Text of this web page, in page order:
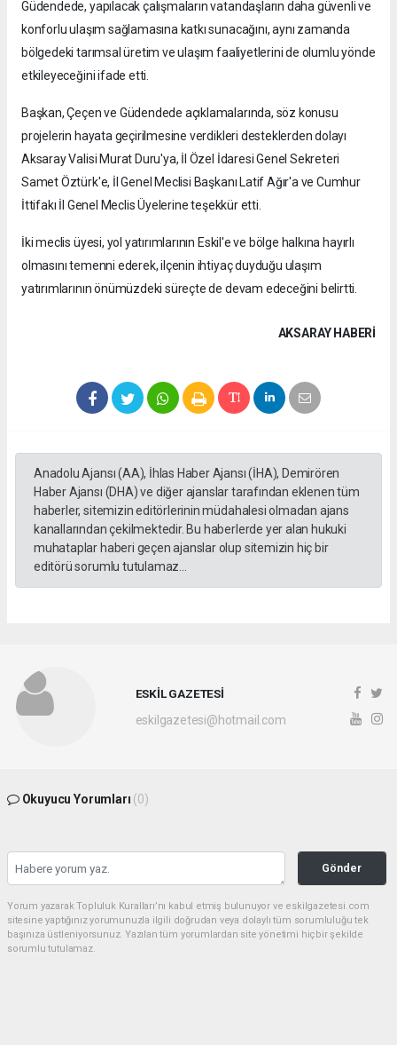
Güdendede, yapılacak çalışmaların vatandaşların daha güvenli ve
konforlu ulaşım sağlamasına katkı sunacağını, aynı zamanda
bölgedeki tarımsal üretim ve ulaşım faaliyetlerini de olumlu yönde
etkileyeceğini ifade etti.
Başkan, Çeçen ve Güdendede açıklamalarında, söz konusu
projelerin hayata geçirilmesine verdikleri desteklerden dolayı
Aksaray Valisi Murat Duru'ya, İl Özel İdaresi Genel Sekreteri
Samet Öztürk'e, İl Genel Meclisi Başkanı Latif Ağır'a ve Cumhur
İttifakı İl Genel Meclis Üyelerine teşekkür etti.
İki meclis üyesi, yol yatırımlarının Eskil'e ve bölge halkına hayırlı
olmasını temenni ederek, ilçenin ihtiyaç duyduğu ulaşım
yatırımlarının önümüzdeki süreçte de devam edeceğini belirtti.
AKSARAY HABERİ
Anadolu Ajansı (AA), İhlas Haber Ajansı (İHA), Demirören
Haber Ajansı (DHA) ve diğer ajanslar tarafından eklenen tüm
haberler, sitemizin editörlerinin müdahalesi olmadan ajans
kanallarından çekilmektedir. Bu haberlerde yer alan hukuki
muhataplar haberi geçen ajanslar olup sitemizin hiç bir
editörü sorumlu tutulamaz...
ESKİL GAZETESİ
eskilgazetesi@hotmail.com
Okuyucu Yorumları (0)
Gönder
Yorum yazarak Topluluk Kuralları’nı kabul etmiş bulunuyor ve eskilgazetesi.com
sitesine yaptığınız yorumunuzla ilgili doğrudan veya dolaylı tüm sorumluluğu tek
başınıza üstleniyorsunuz. Yazılan tüm yorumlardan site yönetimi hiçbir şekilde
sorumlu tutulamaz.